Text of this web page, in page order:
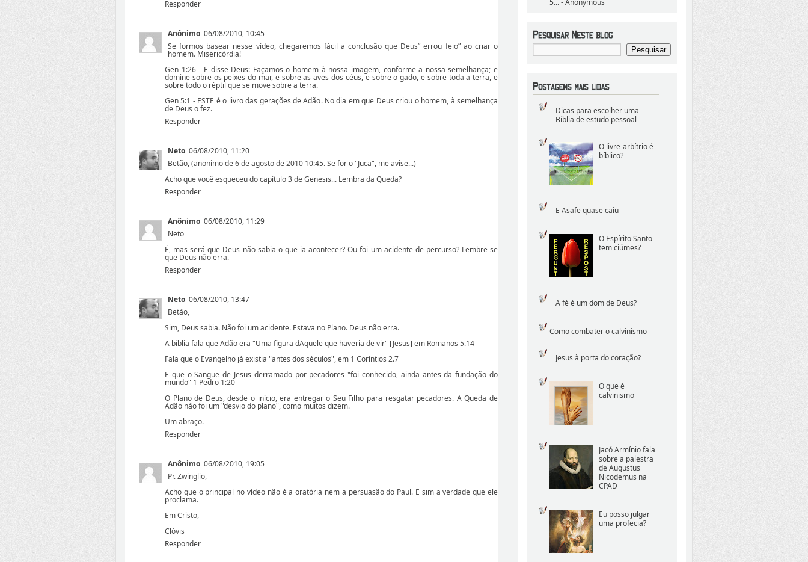
5...- Anonymous
Dicas para escolher uma
Bíblia de estudo pessoal
O livre-arbítrio é
bíblico?
E Asafe quase caiu
O Espírito Santo
tem ciúmes?
A fé é um dom de Deus?
Como combater o calvinismo
Jesus à porta do coração?
O que é
calvinismo
Jacó Armínio fala
sobre a palestra
de Augustus
Nicodemus na
CPAD
Eu posso julgar
uma profecia?
Responder
Anônimo 06/08/2010, 10:45
Se formos basear nesse vídeo, chegaremos fácil a conclusão que Deus” errou feio” ao criar o
homem. Misericórdia!
Gen 1:26 - E disse Deus: Façamos o homem à nossa imagem, conforme a nossa semelhança; e
domine sobre os peixes do mar, e sobre as aves dos céus, e sobre o gado, e sobre toda a terra, e
sobre todo o réptil que se move sobre a terra.
Gen 5:1 - ESTE é o livro das gerações de Adão. No dia em que Deus criou o homem, à semelhança
de Deus o fez.
Responder
Neto 06/08/2010, 11:20
Betão, (anonimo de 6 de agosto de 2010 10:45. Se for o "Juca", me avise...)
Acho que você esqueceu do capítulo 3 de Genesis... Lembra da Queda?
Responder
Anônimo 06/08/2010, 11:29
Neto
É, mas será que Deus não sabia o que ia acontecer? Ou foi um acidente de percurso? Lembre-se
que Deus não erra.
Responder
Neto 06/08/2010, 13:47
Betão,
Sim, Deus sabia. Não foi um acidente. Estava no Plano. Deus não erra.
A bíblia fala que Adão era "Uma figura dAquele que haveria de vir" [Jesus] em Romanos 5.14
Fala que o Evangelho já existia "antes dos séculos", em 1 Coríntios 2.7
E que o Sangue de Jesus derramado por pecadores "foi conhecido, ainda antes da fundação do
mundo" 1 Pedro 1:20
O Plano de Deus, desde o início, era entregar o Seu Filho para resgatar pecadores. A Queda de
Adão não foi um "desvio do plano", como muitos dizem.
Um abraço.
Responder
Anônimo 06/08/2010, 19:05
Pr. Zwinglio,
Acho que o principal no vídeo não é a oratória nem a persuasão do Paul. E sim a verdade que ele
proclama.
Em Cristo,
Clóvis
Responder